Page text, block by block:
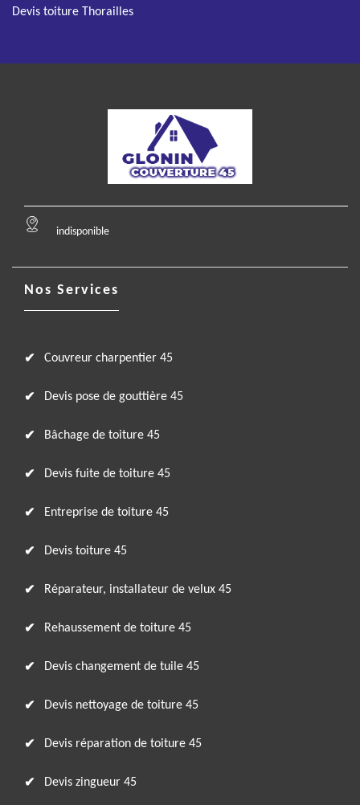
Devis toiture Thorailles
indisponible
Nos Services
Couvreur charpentier 45
Devis pose de gouttière 45
Bâchage de toiture 45
Devis fuite de toiture 45
Entreprise de toiture 45
Devis toiture 45
Réparateur, installateur de velux 45
Rehaussement de toiture 45
Devis changement de tuile 45
Devis nettoyage de toiture 45
Devis réparation de toiture 45
Devis zingueur 45